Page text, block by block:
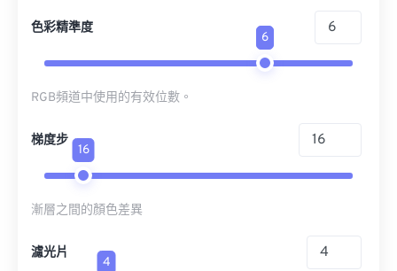
色彩精準度
6
RGB頻道中使用的有效位數。
梯度步
16
漸層之間的顏色差異
濾光片
4